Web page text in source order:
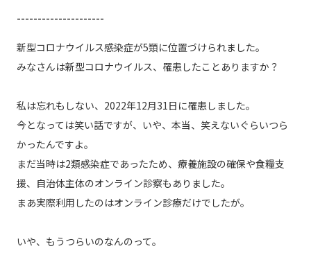
---------------------
新型コロナウイルス感染症が5類に位置づけられました。
みなさんは新型コロナウイルス、罹患したことありますか？
私は忘れもしない、2022年12月31日に罹患しました。
今となっては笑い話ですが、いや、本当、笑えないぐらいつら
かったんですよ。
まだ当時は2類感染症であったため、療養施設の確保や食糧支
援、自治体主体のオンライン診察もありました。
まあ実際利用したのはオンライン診療だけでしたが。
いや、もうつらいのなんのって。